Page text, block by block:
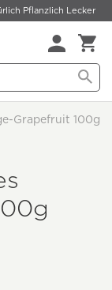
Pflanzlich Lecker
Grapefruit 100g